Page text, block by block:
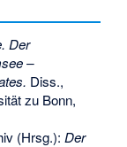
Der
–
Diss.,
zu Bonn,
(Hrsg.): Der